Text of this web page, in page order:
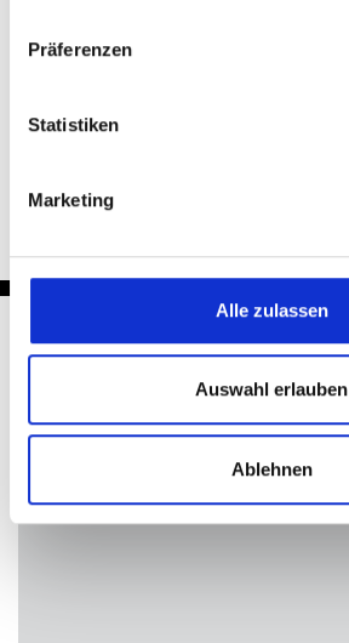
Präferenzen
Statistiken
Marketing
Alle zulassen
Auswahl erlauben
Ablehnen
Zurück
Nachrichten